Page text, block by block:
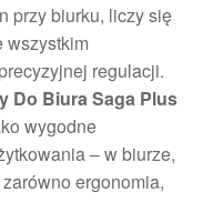
przy biurku, liczy się
wszystkim
regulacji.
Do Biura Saga Plus
wygodne
– w biurze,
ergonomia,